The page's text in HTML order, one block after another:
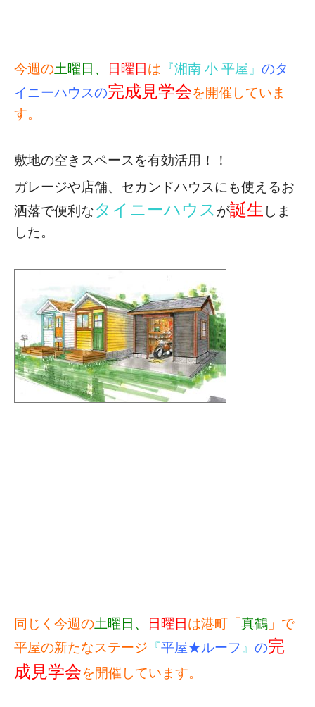
今週の土曜日、 日曜日 は 『湘南 小 平屋』 のタ
イニーハウスの完成見学会を開催していま
す。
敷地の空きスペースを有効活用！！
ガレージや店舗、セカンドハウスにも使えるお
洒落で便利なタイニーハウス が誕生 しま
した。
同じく今週の土曜日、 日曜日 は港町「 真鶴 」で
平屋の新たなステージ 『平屋★ルーフ 』 の完
成見学会を開催しています。